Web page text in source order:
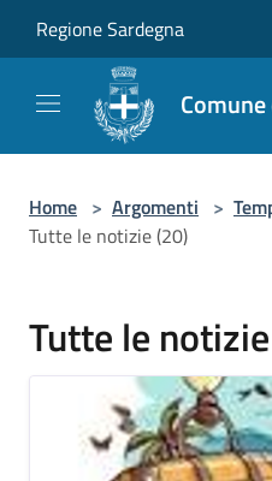
Regione Sardegna
Home > Argomenti >
Tutte le notizie (20)
Tutte le